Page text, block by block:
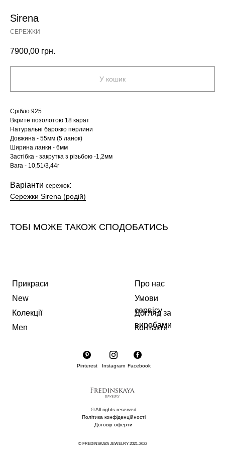
Sirena
СЕРЕЖКИ
7900,00 грн.
У кошик
Срібло 925
Вкрите позолотою 18 карат
Натуральні барокко перлини
Довжина - 55мм (5 ланок)
Ширина ланки - 6мм
Застібка - закрутка з різьбою -1,2мм
Вага - 10,51/3,44г
Варіанти сережок:
Сережки Sirena (родій)
ТОБІ МОЖЕ ТАКОЖ СПОДОБАТИСЬ
Pinterest Instagram
Прикраси
New
Колекції
Men
Про нас
Умови
сервісу
Догляд за
виробами
© All rights reserved
Політика конфіденційності
Договір оферти
© FREDINSKAYA JEWELRY 2021-2022
Facebook
Контакти